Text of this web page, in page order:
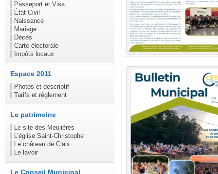
Passeport et Visa
État Civil
Naissance
Mariage
Décès
Carte électorale
Impôts locaux
Espace 2011
Photos et descriptif
Tarifs et règlement
Le patrimoine
Le site des Meulières
L’église Saint-Christophe
Le château de Claix
Le lavoir
Le Conseil Municipal